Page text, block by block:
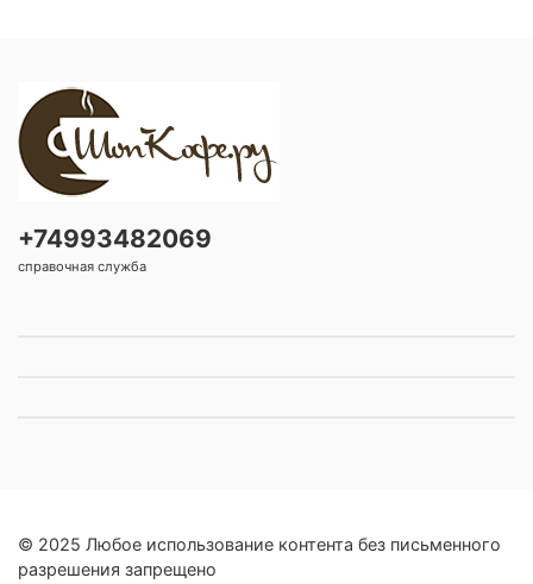
+74993482069
справочная служба
© 2025 Любое использование контента без письменного
разрешения запрещено